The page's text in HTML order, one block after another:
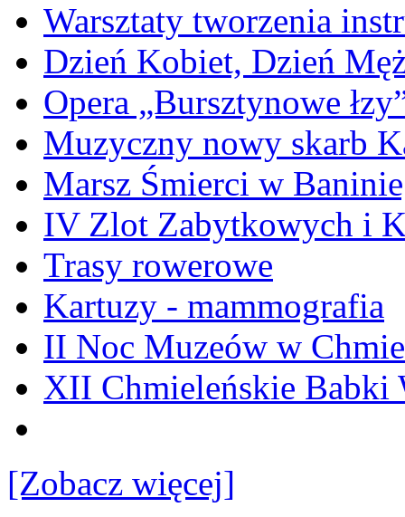
Warsztaty tworzenia
Dzień Kobiet, Dzień
Opera „Bursztynowe
Muzyczny nowy skarb
Marsz Śmierci w
IV Zlot Zabytkowych i
Trasy rowerowe
Kartuzy - mammografia
II Noc Muzeów w
XII Chmieleńskie Babki
[Zobacz więcej]